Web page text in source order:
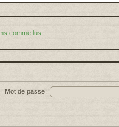
comme lus
Mot de passe: